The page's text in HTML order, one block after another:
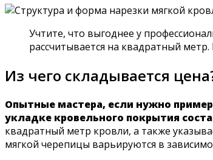
Учтите, что выгоднее у
рассчитывается на квадратный
Из чего складывается
Опытные мастера, если нужно
укладке кровельного покрытия
квадратный метр кровли, а также
мягкой черепицы варьируются в